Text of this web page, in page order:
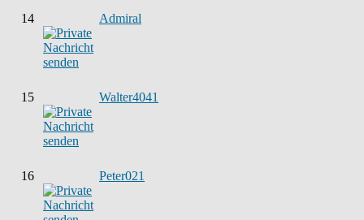
14 Admiral
15 Walter4041
16 Peter021